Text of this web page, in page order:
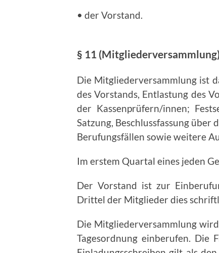
• der Vorstand.
§ 11
Die Mitgliederversammlung ist
des Vorstands, Entlastung des
der Kassenprüfern/innen;
Satzung, Beschluss­fassung
Berufungsfällen sowie weitere
Im erstem Quartal eines jeden
Der Vorstand ist zur
Drittel der Mitglieder dies
Die Mitgliederversammlung
Tagesordnung einberufen. Die